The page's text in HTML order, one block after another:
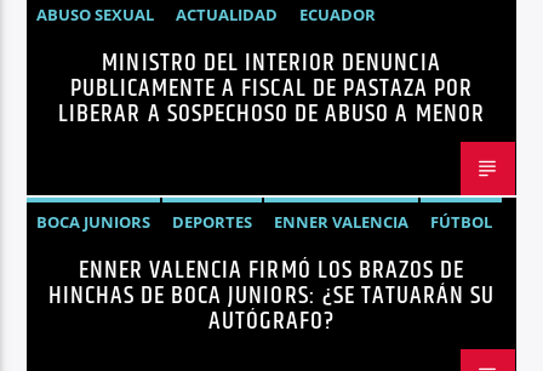
ABUSO SEXUAL ACTUALIDAD
ECUADOR
JOHN REIMBERG
MINISTRO DEL INTERIOR
NOTICIAS
SEGURIDAD
MINISTRO DEL INTERIOR DENUNCIA
PUBLICAMENTE A FISCAL DE PASTAZA POR
LIBERAR A SOSPECHOSO DE ABUSO A MENOR
BOCA JUNIORS DEPORTES ENNER VALENCIA
FÚTBOL
NOTICIASENNER VALENCIA FIRMÓ LOS BRAZOS DE
HINCHAS DE BOCA JUNIORS: ¿SE TATUARÁN SU
AUTÓGRAFO?